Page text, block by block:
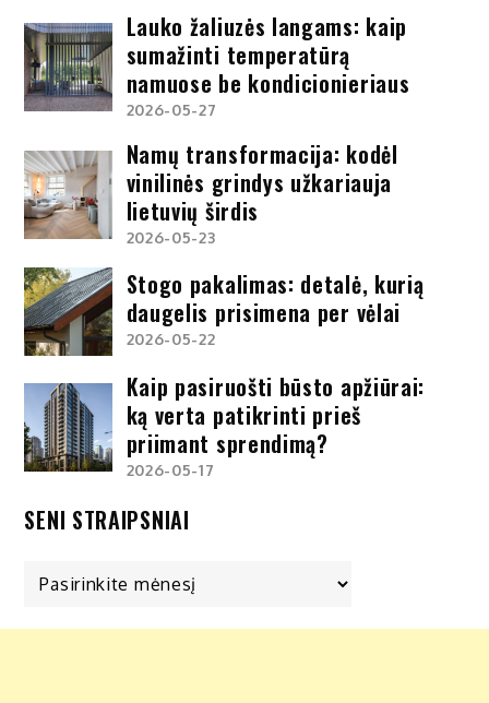
Lauko žaliuzės langams: kaip
sumažinti temperatūrą
namuose be kondicionieriaus
2026-05-27
Namų transformacija: kodėl
vinilinės grindys užkariauja
lietuvių širdis
2026-05-23
Stogo pakalimas: detalė, kurią
daugelis prisimena per vėlai
2026-05-22
Kaip pasiruošti būsto apžiūrai:
ką verta patikrinti prieš
priimant sprendimą?
2026-05-17
SENI STRAIPSNIAI